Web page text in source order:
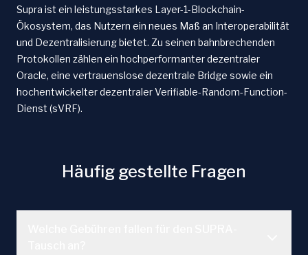
Supra ist ein leistungsstarkes Layer-1-Blockchain-
Ökosystem, das Nutzern ein neues Maß an Interoperabilität
und Dezentralisierung bietet. Zu seinen bahnbrechenden
Protokollen zählen ein hochperformanter dezentraler
Oracle, eine vertrauenslose dezentrale Bridge sowie ein
hochentwickelter dezentraler Verifiable-Random-Function-
Dienst (sVRF).
Häufig gestellte Fragen